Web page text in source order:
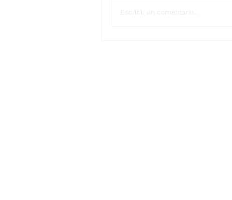
Escribir un comentario...